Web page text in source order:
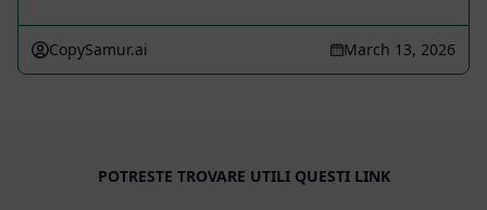
CopySamur.ai March 13, 2026
POTRESTE TROVARE UTILI QUESTI LINK